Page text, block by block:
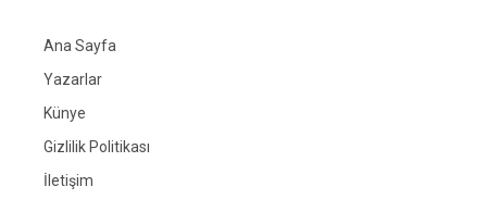
Ana Sayfa
Yazarlar
Künye
Gizlilik Politikası
İletişim